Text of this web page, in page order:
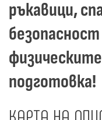
ръкавици,
подготовка!